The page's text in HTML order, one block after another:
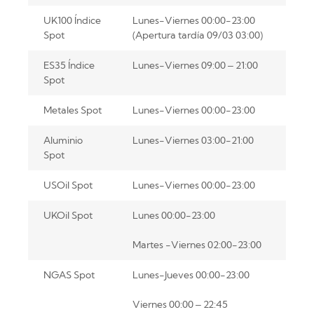
UK100 Índice
Spot
Lunes-Viernes 00:00-23:00
(Apertura tardía 09/03 03:00)
ES35 Índice
Spot
Lunes-Viernes 09:00 – 21:00
Metales Spot Lunes-Viernes 00:00-23:00
Aluminio
Spot
Lunes-Viernes 03:00-21:00
USOil Spot Lunes-Viernes 00:00-23:00
UKOil Spot Lunes 00:00-23:00
Martes -Viernes 02:00-23:00
NGAS Spot Lunes-Jueves 00:00-23:00
Viernes 00:00 – 22:45